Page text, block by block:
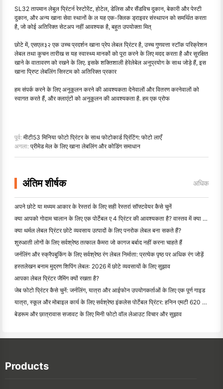
SL32 तापमान लेबुल प्रिंटर्न रेस्टोरेंट, होटेल, डेलिस और सैंडविच दुकान, बेकारी और पेस्टी
दुकान, और अन्य खाना सेवा स्थानों के ल यह एक-क्लिक ड्राइवर संस्थापन को समर्थित करता
है, जो कोई अतिरिक्त सेटअप नहीं आवश्यक है, बहुत उपयोक्ता मित्
छोटे में, एसएल३२ एक उच्च प्रदर्शन खाना प्रेप लेबल प्रिंटर है, उच्च गुणवत्ता स्टॉक परिक्रेशन
लेबल तथा कुचन तारीख स यह स्वास्थ्य मानकों को पूरा करने के लिए मदद करता है और सुरक्षित
खाने के वातावरण को रखने के लिए. इसके शक्तिशाली हेरेलेबेल अनुप्रयोग के साथ जोड़े हैं, इस
खाना प्रिप्ट लेबलिंग सिस्टम को अतिरिक्त प्रकार
हम संपर्क करने के लिए अनुकूलन करने की आवश्यकता देनेवालों और वितरण करनेवालों को
स्वागत करते हैं, और क्लाएंटों को अनुकूलन की आवश्यकता है. हम एक प्रोफ
पूर्व: मीटी53 मिनिया फोटो प्रिंटर के साथ फोटोकार्ड प्रिंटिंग: फोटो लाएँ
अगला: प्रीमेड मेल के लिए खाना लेबलिंग और कोडिंग समाधान
अंतिम शीर्षक अधिक
अपने छोटे या मध्यम आकार के रेस्तरां के लिए सही रेस्तरां सॉफ्टवेयर कैसे चुनें
क्या आपको गोदाम चालान के लिए एक पोर्टेबल ए 4 प्रिंटर की आवश्यकता है? वास्तव में क्या काम करता है
क्या थर्मल लेबल प्रिंटर छोटे व्यवसाय उत्पादों के लिए पनरोक लेबल बना सकते हैं?
शुरुआती लोगों के लिए सर्वश्रेष्ठ तत्काल कैमरा जो कागज बर्बाद नहीं करना चाहते हैं
जर्नलिंग और स्क्रैपबुकिंग के लिए सर्वश्रेष्ठ रंग लेबल निर्माता: प्रत्येक पृष्ठ पर अधिक रंग जोड़ें
हस्तलेखन बनाम मुद्रण शिपिंग लेबल: 2026 में छोटे व्यवसायों के लिए सुझाव
आपका लेबल प्रिंटर जैमिंग क्यों रखता है?
जेब फोटो प्रिंटर कैसे चुनें: जर्नलिंग, यात्रा और आईफोन उपयोगकर्ताओं के लिए एक पूर्ण गाइड
यात्रा, स्कूल और मोबाइल कार्य के लिए सर्वश्रेष्ठ इंकलेस पोर्टेबल प्रिंटर: हनिन एमटी 620 प्रो समीक्षा
बेडरूम और छात्रावास सजावट के लिए मिनी फोटो वॉल लेआउट विचार और सुझाव
Products